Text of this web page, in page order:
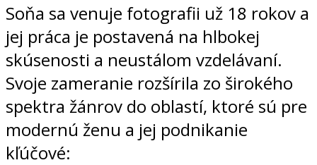
Soňa sa venuje fotografii už 18 rokov a
jej práca je postavená na hlbokej
skúsenosti a neustálom vzdelávaní.
Svoje zameranie rozšírila zo širokého
spektra žánrov do oblastí, ktoré sú pre
modernú ženu a jej podnikanie
kľúčové: